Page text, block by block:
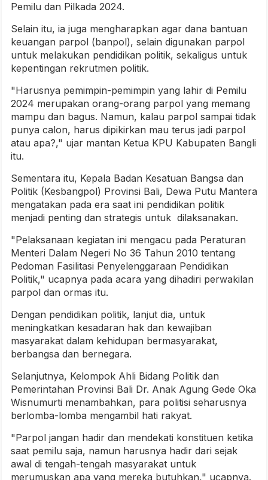
Pemilu dan Pilkada 2024.
Selain itu, ia juga mengharapkan agar dana bantuan
keuangan parpol (banpol), selain digunakan parpol
untuk melakukan pendidikan politik, sekaligus untuk
kepentingan rekrutmen politik.
"Harusnya pemimpin-pemimpin yang lahir di Pemilu
2024 merupakan orang-orang parpol yang memang
mampu dan bagus. Namun, kalau parpol sampai tidak
punya calon, harus dipikirkan mau terus jadi parpol
atau apa?," ujar mantan Ketua KPU Kabupaten Bangli
itu.
Sementara itu, Kepala Badan Kesatuan Bangsa dan
Politik (Kesbangpol) Provinsi Bali, Dewa Putu Mantera
mengatakan pada era saat ini pendidikan politik
menjadi penting dan strategis untuk dilaksanakan.
"Pelaksanaan kegiatan ini mengacu pada Peraturan
Menteri Dalam Negeri No 36 Tahun 2010 tentang
Pedoman Fasilitasi Penyelenggaraan Pendidikan
Politik," ucapnya pada acara yang dihadiri perwakilan
parpol dan ormas itu.
Dengan pendidikan politik, lanjut dia, untuk
meningkatkan kesadaran hak dan kewajiban
masyarakat dalam kehidupan bermasyarakat,
berbangsa dan bernegara.
Selanjutnya, Kelompok Ahli Bidang Politik dan
Pemerintahan Provinsi Bali Dr. Anak Agung Gede Oka
Wisnumurti menambahkan, para politisi seharusnya
berlomba-lomba mengambil hati rakyat.
"Parpol jangan hadir dan mendekati konstituen ketika
saat pemilu saja, namun harusnya hadir dari sejak
awal di tengah-tengah masyarakat untuk
merumuskan apa yang mereka butuhkan," ucapnya.